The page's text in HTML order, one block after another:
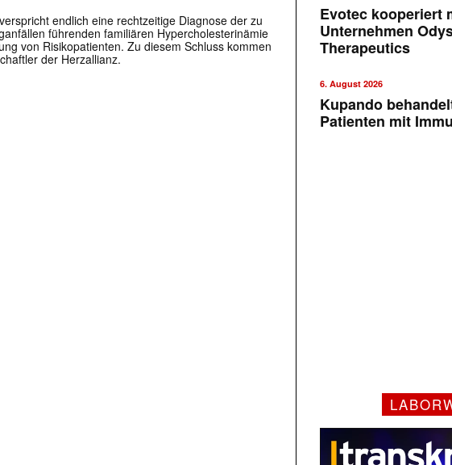
endlich eine rechtzeitige Diagnose der zu
führenden familiären Hypercholesterinämie
von Risikopatienten. Zu diesem Schluss kommen
der Herzallianz.
Evotec kooperiert
Unternehmen
Therapeutics
6. August 2026
Kupando
Patienten mit